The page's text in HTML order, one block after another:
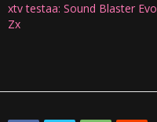
xtv testaa: Sound Blaster Evo
Zx